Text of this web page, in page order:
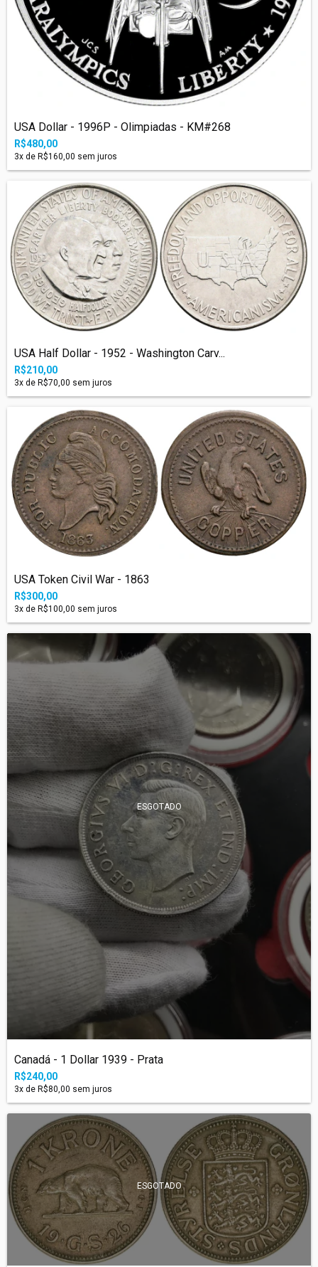
USA Dollar - 1996P - Olimpiadas - KM#268
R$480,00
3x de R$160,00 sem juros
USA Half Dollar - 1952 - Washington Carv...
R$210,00
3x de R$70,00 sem juros
USA Token Civil War - 1863
R$300,00
3x de R$100,00 sem juros
ESGOTADO
Canadá - 1 Dollar 1939 - Prata
R$240,00
3x de R$80,00 sem juros
ESGOTADO